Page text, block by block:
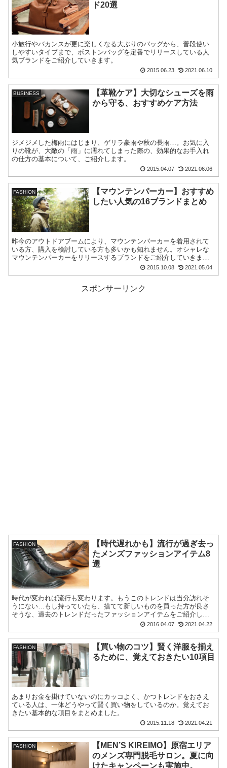
ド20選
小旅行やバカンスが更に楽しくなる大ぶりのバッグから、普段使い
しやすいタイプまで、ボストンバッグを定番でリリースしている人
気ブランドをご紹介していきます。
2015.06.23 2021.06.10
BUSINESS
【革靴ケア】大切なシューズを雨
から守る、おすすめケア方法
ジメジメした梅雨にはじまり、ゲリラ豪雨や秋の長雨…。お気に入
りの靴が、大敵の「雨」に濡れてしまった際の、効果的なお手入れ
の仕方の基本について、ご紹介します。
2015.04.07 2021.06.06
FASHION
【マウンテンパーカー】おすすめ
したい人気の16ブランドまとめ
昨今のアウトドアブームにより、マウンテンパーカーを着用されて
いる方、購入を検討している方も多いかも知れません。オシャレな
マウンテンパーカーをリリースするブランドをご紹介していきま
2015.10.08 2021.05.04
スポンサーリンク
FASHION
【時代遅れかも】流行が過ぎ去っ
たメンズファッションアイテム8
選
時代が変われば流行も変わります。もうこのトレンドは当分訪れそ
うにない…もし持っていたら、捨てて新しいものを買った方が良さ
そうな、過去のトレンドだったファッションアイテムをご紹介しま
2016.04.07 2021.04.22
FASHION
【買い物のコツ】賢く洋服を揃え
るために、覚えておきたい10項目
あまりお金を掛けていないのにカッコよく、かつトレンドをおさえ
ている人は、一体どうやって賢く買い物をしているのか。覚えてお
きたい基本的な項目をまとめました。
2015.11.18 2021.04.21
FASHION
【MEN’S KIREIMO】原宿エリア
のメンズ専門脱毛サロン。夏に向
けたキャンペーンも実施中。